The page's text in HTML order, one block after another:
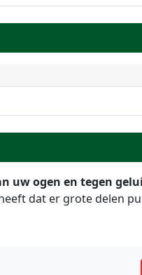
uw ogen en tegen
dat er grote delen